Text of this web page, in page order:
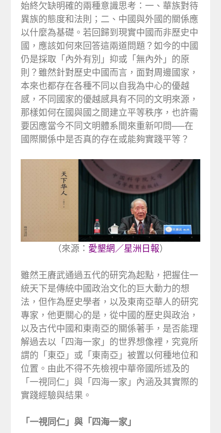
始終欠缺明確的兩種意識思考：一、華族對待
異族的態度和法則；二、中國與外國的關係應
以什麼為基礎。若回歸到現實中國而非歷史中
國，應該如何來回答這兩道問題？如今的中國
仍是採取「內外有別」抑或「無內外」的原
則？雖然針對歷史中國而言，面對周邊國家，
本來也都存在各種不同以自我為中心的優越
感，不同國家的優越感具有不同的文明來源，
那樣如何在國與國之間建立平等秩序，也許需
要因應當今不同文明體系間來重新叩問──在
國際關係中是否真的存在或能夠實踐平等？
（來源： 愛墾網／星洲日報）
雖然王賡武通過五代的研究為起點，把握住一
統天下是傳統中國政治文化的巨大動力的想
法，但作為歷史學者，以及東南亞華人的研究
專家，他更關心的是，從中國的歷史與政治，
以及古代中國和東南亞的關係著手，是否能理
解過去以「四海一家」的世界想像裡，究竟所
謂的「東亞」或「東南亞」被置以何種地位和
位置。由此不得不先檢視中華帝國所述及的
「一視同仁」與「四海一家」內涵及其實際的
實踐經驗與結果。
「一視同仁」與「四海一家」